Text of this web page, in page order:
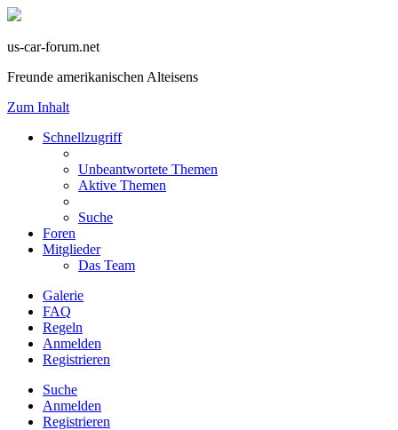
us-car-forum.net
Freunde amerikanischen Alteisens
Zum Inhalt
Schnellzugriff
Unbeantwortete Themen
Aktive Themen
Suche
Foren
Mitglieder
Das Team
Galerie
FAQ
Regeln
Anmelden
Registrieren
Suche
Anmelden
Registrieren